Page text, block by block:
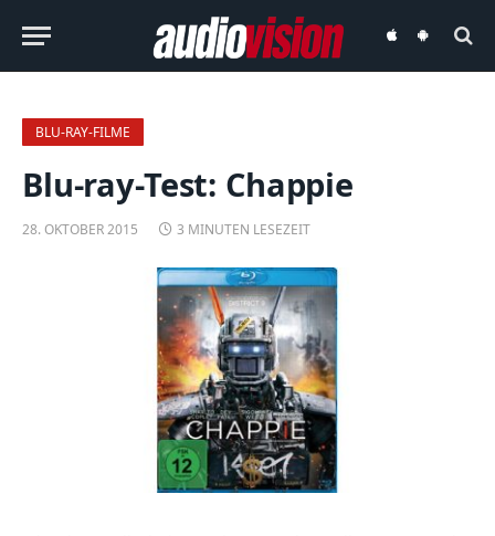
audiovisionaudiovision
BLU-RAY-FILME
Blu-ray-Test: Chappie
28. OKTOBER 2015 3 MINUTEN LESEZEIT